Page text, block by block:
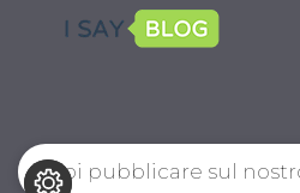
Vuoi pubblicare sul